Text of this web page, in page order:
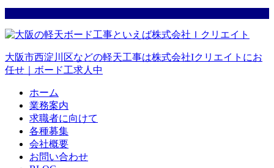
大阪市西淀川区などの軽天工事は株式会社Iクリエイトにお
任せ｜ボード工求人中
ホーム
業務案内
求職者に向けて
各種募集
会社概要
お問い合わせ